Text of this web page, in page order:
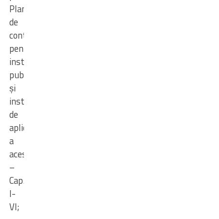
Planul
de
conturi
pentru
instituțiile
publice
și
instrucțiunile
de
aplicare
a
acestuia
–
Cap.
I-
VI;